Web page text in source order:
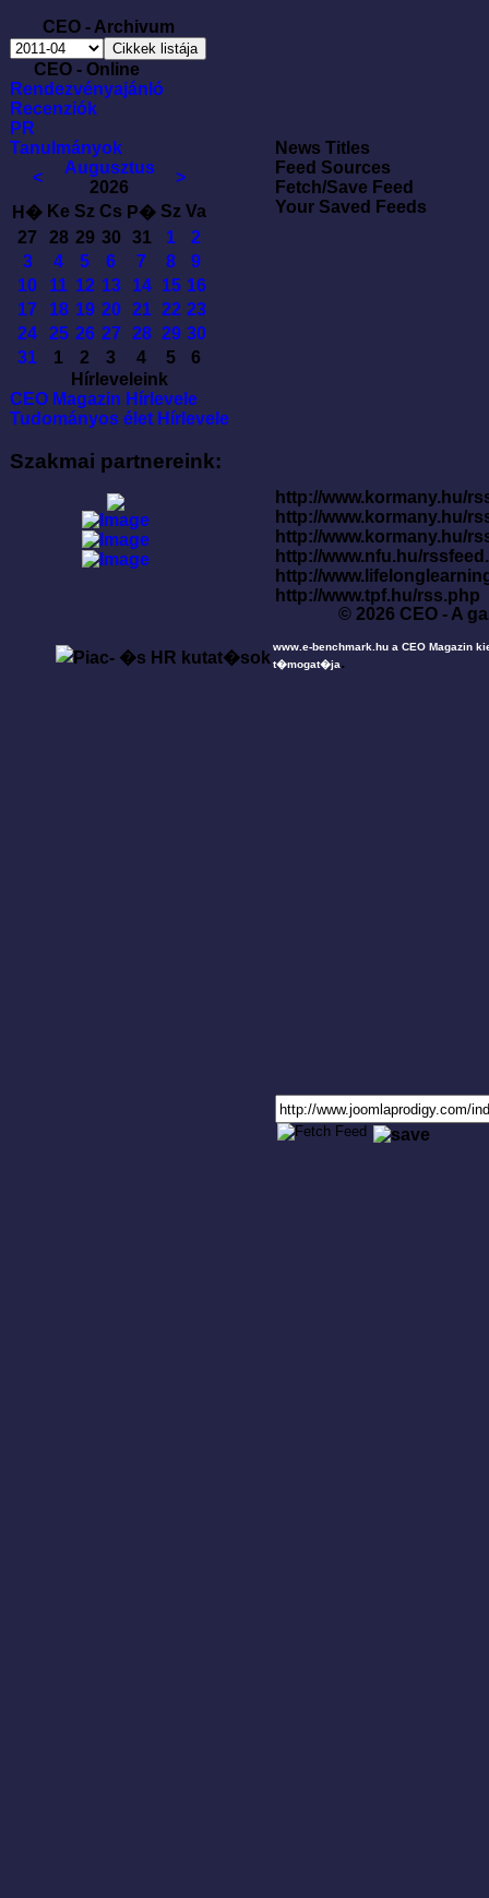
CEO - Archivum
CEO - Online
Rendezvényajánló
Recenziók
PR
Tanulmányok
<
Augusztus
2026
>
H� Ke Sz Cs P� Sz Va
27
28 29 30 31 1
2
3
4 5 6 7 8
9
10
11 12 13 14 15 16
17
18 19 20 21 22 23
24
25 26 27 28 29 30
31
1 2 3 4 5
6
Hírleveleink
CEO Magazin Hírlevele
Tudományos élet Hírlevele
Szakmai partnereink:
News Titles
Feed Sources
Fetch/Save Feed
Your Saved Feeds
http://www.kormany.hu/
http://www.kormany.hu/
http://www.kormany.hu/
http://www.nfu.hu/
http://
http://www.tpf.hu/rss.php
© 2026 CEO - A
www.e-benchmark.hu a CEO Magazin
t�mogat�ja.